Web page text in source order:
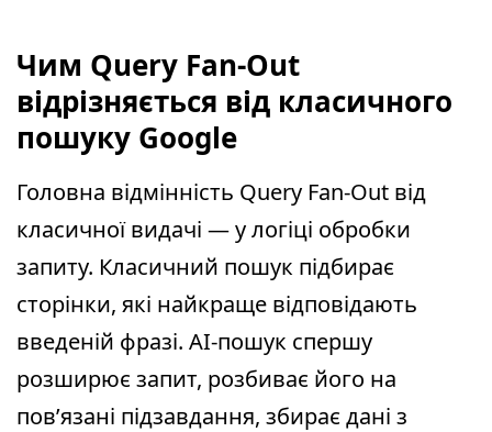
Чим Query Fan-Out
відрізняється від класичного
пошуку Google
Головна відмінність Query Fan-Out від
класичної видачі — у логіці обробки
запиту. Класичний пошук підбирає
сторінки, які найкраще відповідають
введеній фразі. AI-пошук спершу
розширює запит, розбиває його на
пов’язані підзавдання, збирає дані з